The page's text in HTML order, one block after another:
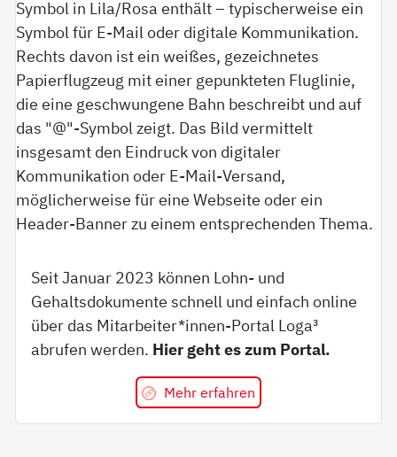
Seit Januar 2023 können Lohn- und
Gehaltsdokumente schnell und einfach online
über das Mitarbeiter*innen-Portal Loga³
abrufen werden. Hier geht es zum Portal.
Mehr erfahren